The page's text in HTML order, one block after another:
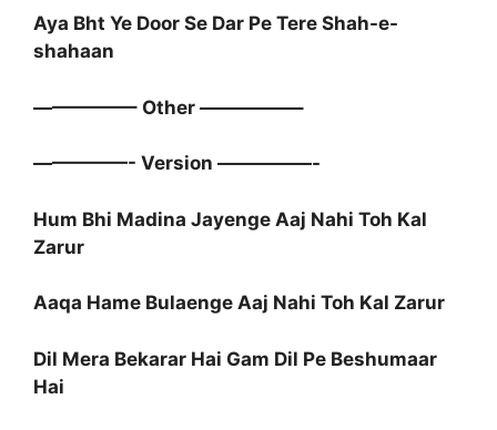
Aya Bht Ye Door Se Dar Pe Tere Shah-e-
shahaan
—————– Other —————–
—————- Version —————-
Hum Bhi Madina Jayenge Aaj Nahi Toh Kal
Zarur
Aaqa Hame Bulaenge Aaj Nahi Toh Kal Zarur
Dil Mera Bekarar Hai Gam Dil Pe Beshumaar
Hai